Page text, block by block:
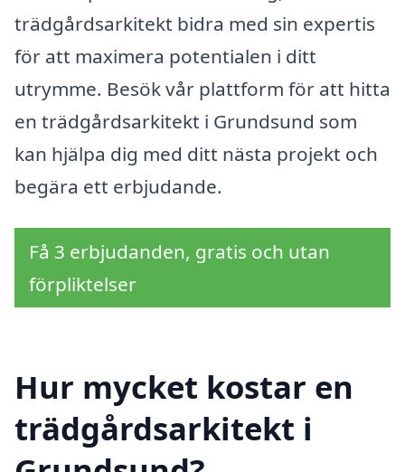
trädgårdsarkitekt bidra med sin expertis
för att maximera potentialen i ditt
utrymme. Besök vår plattform för att hitta
en trädgårdsarkitekt i Grundsund som
kan hjälpa dig med ditt nästa projekt och
begära ett erbjudande.
Få 3 erbjudanden, gratis och utan
förpliktelser
Hur mycket kostar en
trädgårdsarkitekt i